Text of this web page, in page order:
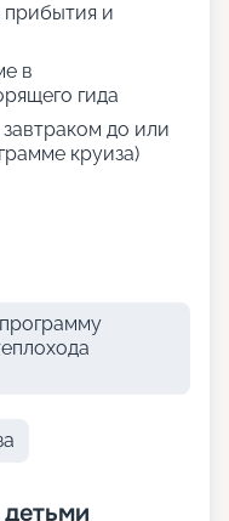
и
в
гида
до или
круиза)